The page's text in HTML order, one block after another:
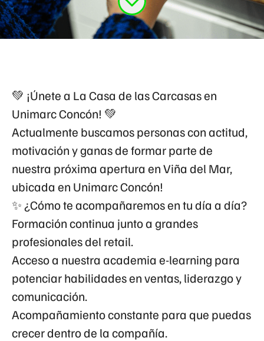
💚 ¡Únete a La Casa de las Carcasas en
Unimarc Concón! 💚
Actualmente buscamos personas con actitud,
motivación y ganas de formar parte de
nuestra próxima apertura en Viña del Mar,
ubicada en Unimarc Concón!
✨ ¿Cómo te acompañaremos en tu día a día?
Formación continua junto a grandes
profesionales del retail.
Acceso a nuestra academia e-learning para
potenciar habilidades en ventas, liderazgo y
comunicación.
Acompañamiento constante para que puedas
crecer dentro de la compañía.